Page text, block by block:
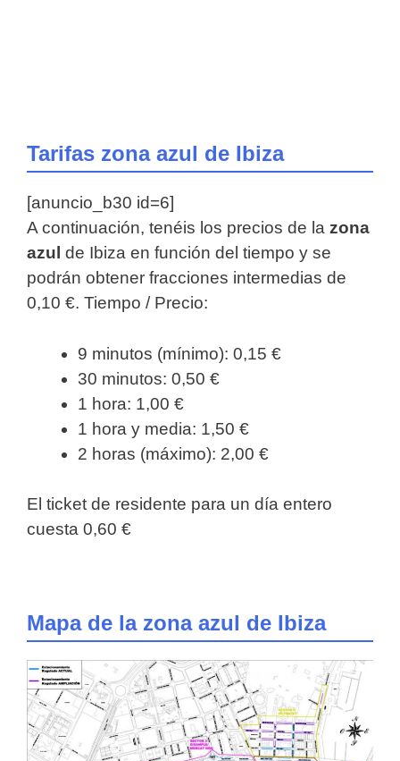
Tarifas zona azul de Ibiza
[anuncio_b30 id=6]
A continuación, tenéis los precios de la zona
azul de Ibiza en función del tiempo y se
podrán obtener fracciones intermedias de
0,10 €. Tiempo / Precio:
9 minutos (mínimo): 0,15 €
30 minutos: 0,50 €
1 hora: 1,00 €
1 hora y media: 1,50 €
2 horas (máximo): 2,00 €
El ticket de residente para un día entero
cuesta 0,60 €
Mapa de la zona azul de Ibiza